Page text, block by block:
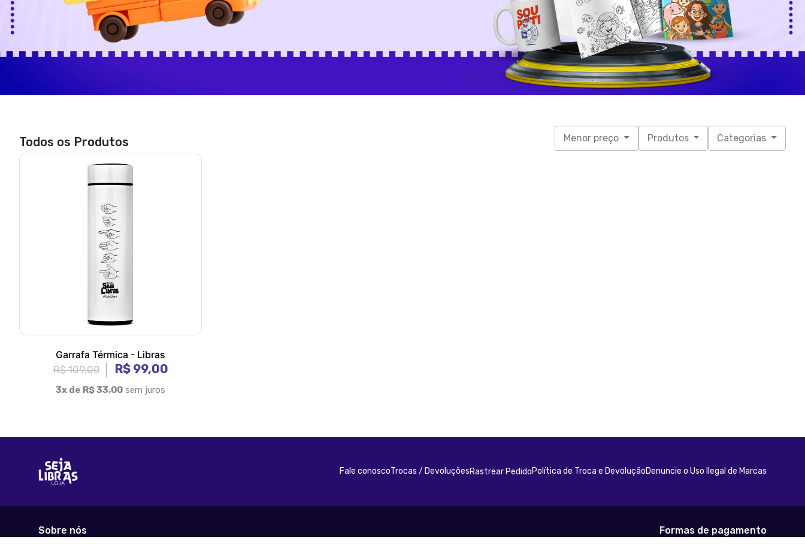
Todos os Produtos Menor preço Produtos Categorias
Garrafa Térmica - Libras
R$ 109,00
R$ 99,00
3x de R$ 33,00 sem juros
Fale conoscoTrocas / DevoluçõesRastrear PedidoPolítica de Troca e DevoluçãoDenuncie o Uso Ilegal de Marcas
Sobre nós Formas de pagamento